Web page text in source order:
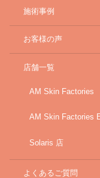
施術事例
お客様の声
店舗一覧
AM Skin Factories
AM Skin Factories
Solaris 店
よくあるご質問